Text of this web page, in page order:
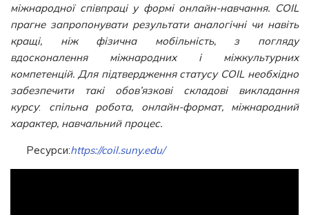
міжнародної співпраці у формі онлайн-навчання. COIL
прагне запропонувати результати аналогічні чи навіть
кращі, ніж фізична мобільність, з погляду
вдосконалення міжнародних і міжкультурних
компетенцій. Для підтвердження статусу COIL необхідно
забезпечити такі обов’язкові складові викладання
курсу: спільна робота, онлайн-формат, міжнародний
характер, навчальний процес.
Ресурси:https://coil.suny.edu/